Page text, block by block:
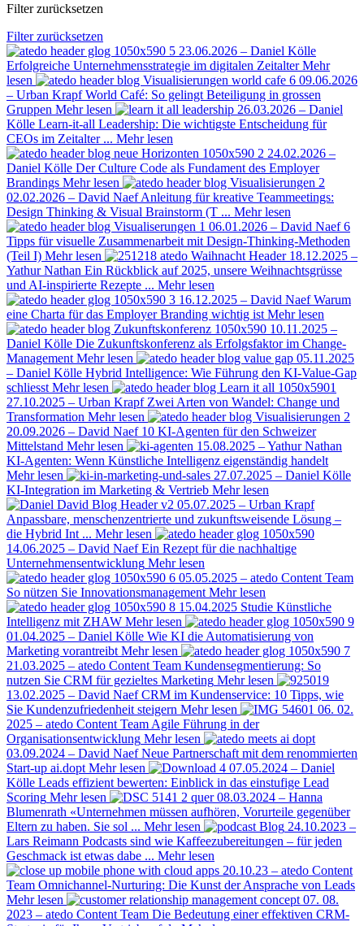
Filter zurücksetzen
Filter zurücksetzen
23.06.2026 – Daniel Kölle
Erfolgreiche Unternehmensstrategie im digitalen Zeitalter Mehr
lesen
09.06.2026
– Urban Krapf World Café: So gelingt Beteiligung in grossen
Gruppen Mehr lesen
26.03.2026 – Daniel
Kölle Learn-it-all Leadership: Die wichtigste Entscheidung für
CEOs im Zeitalter ... Mehr lesen
24.02.2026 –
Daniel Kölle Der Culture Code als Fundament des Employer
Brandings Mehr lesen
02.02.2026 – David Naef Anleitung für kreative Teammeetings:
Design Thinking & Visual Brainstorm (T ... Mehr lesen
06.01.2026 – David Naef 6
Tipps für visuelle Zusammenarbeit mit Design-Thinking-Methoden
(Teil I) Mehr lesen
18.12.2025 –
Yathur Nathan Ein Rückblick auf 2025, unsere Weihnachtsgrüsse
und AI-inspirierte Rezepte ... Mehr lesen
16.12.2025 – David Naef Warum
eine Charta für das Employer Branding wichtig ist Mehr lesen
10.11.2025 –
Daniel Kölle Die Zukunftskonferenz als Erfolgsfaktor im Change-
Management Mehr lesen
05.11.2025
– Daniel Kölle Hybrid Intelligence: Wie Führung den KI-Value-Gap
schliesst Mehr lesen
27.10.2025 – Urban Krapf Zwei Arten von Wandel: Change und
Transformation Mehr lesen
20.09.2026 – David Naef 10 KI-Agenten für den Schweizer
Mittelstand Mehr lesen
15.08.2025 – Yathur Nathan
KI-Agenten: Wenn Künstliche Intelligenz eigenständig handelt
Mehr lesen
27.07.2025 – Daniel Kölle
KI-Integration im Marketing & Vertrieb Mehr lesen
05.07.2025 – Urban Krapf
Anpassbare, menschenzentrierte und zukunftsweisende Lösung –
die Hybrid Int ... Mehr lesen
14.06.2025 – David Naef Ein Rezept für die nachhaltige
Unternehmensentwicklung Mehr lesen
05.05.2025 – atedo Content Team
So nützen Sie Innovationsmanagement Mehr lesen
15.04.2025 Studie Künstliche
Intelligenz mit ZHAW Mehr lesen
01.04.2025 – Daniel Kölle Wie KI die Automatisierung von
Marketing vorantreibt Mehr lesen
21.03.2025 – atedo Content Team Kundensegmentierung: So
nutzen Sie CRM für gezieltes Marketing Mehr lesen
13.02.2025 – David Naef CRM im Kundenservice: 10 Tipps, wie
Sie Kundenzufriedenheit steigern Mehr lesen
06. 02.
2025 – atedo Content Team Agile Führung in der
Organisationsentwicklung Mehr lesen
03.09.2024 – David Naef Neue Partnerschaft mit dem renommierten
Start-up ai.dopt Mehr lesen
07.05.2024 – Daniel
Kölle Leads effizient bewerten: Einblick in das einstufige Lead
Scoring Mehr lesen
08.03.2024 – Hanna
Blumenrath «Unternehmen müssen aufhören, Vorurteile gegenüber
Eltern zu haben. Sie sol ... Mehr lesen
24.10.2023 –
Lars Reimann Podcasts sind wie Kaffeezubereitungen ­– für jeden
Geschmack ist etwas dabe ... Mehr lesen
20.10.23 – atedo Content
Team Omnichannel-Nurturing: Die Kunst der Ansprache von Leads
Mehr lesen
07. 08.
2023 – atedo Content Team Die Bedeutung einer effektiven CRM-